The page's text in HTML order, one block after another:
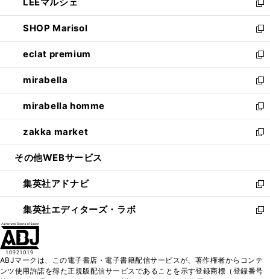
で
開
く
ド
ウ
で
開
く
ィ
ン
ド
ウ
で
開
く
い
ウ
ィ
ン
ド
ウ
で
開
く
新
し
い
ウ
ィ
ン
ド
ウ
で
開
く
SHOP Marisol
新
し
い
ウ
ィ
ン
ド
ウ
で
開
eclat premium
新
し
い
ウ
ィ
ン
ド
ウ
開
く
mirabella
新
し
い
ウ
ィ
ン
ウ
で
開
く
mirabella homme
新
し
い
ウ
ン
ド
ウ
で
zakka market
新
し
ウ
ィ
ン
ド
く
その他WEBサービス
集英社アドナビ
新
し
い
ド
ウ
集英社エディターズ・ラボ
新
ィ
ン
ABJマークは、この電子書店・電子書籍配信サービスが、著作権者からコンテ
ンツ使用許諾を得た正規版配信サービスであることを示す登録商標（登録番号